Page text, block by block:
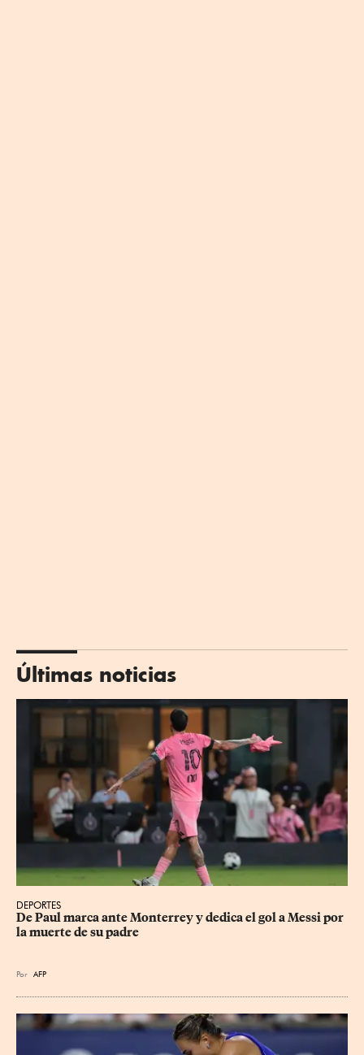
Últimas noticias
DEPORTES
De Paul marca ante Monterrey y dedica el gol a Messi por
la muerte de su padre
Por AFP